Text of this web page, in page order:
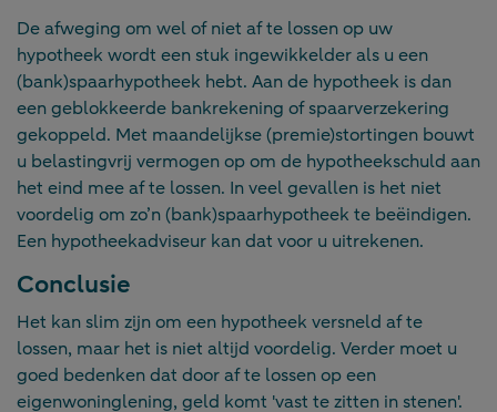
De afweging om wel of niet af te lossen op uw
hypotheek wordt een stuk ingewikkelder als u een
(bank)spaarhypotheek hebt. Aan de hypotheek is dan
een geblokkeerde bankrekening of spaarverzekering
gekoppeld. Met maandelijkse (premie)stortingen bouwt
u belastingvrij vermogen op om de hypotheekschuld aan
het eind mee af te lossen. In veel gevallen is het niet
voordelig om zo’n (bank)spaarhypotheek te beëindigen.
Een hypotheekadviseur kan dat voor u uitrekenen.
Conclusie
Het kan slim zijn om een hypotheek versneld af te
lossen, maar het is niet altijd voordelig. Verder moet u
goed bedenken dat door af te lossen op een
eigenwoninglening, geld komt 'vast te zitten in stenen'.